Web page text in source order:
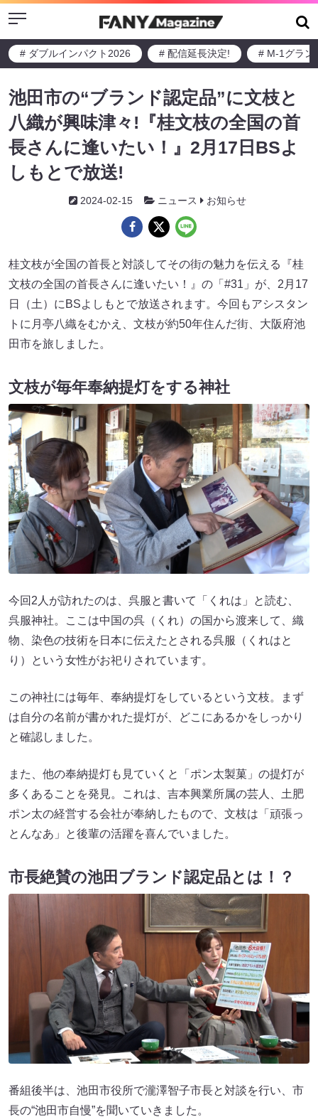
Menu
# ダブルインパクト2026 # 配信延長決定! # M-1グラン
池田市の“ブランド認定品”に文枝と
八織が興味津々!『桂文枝の全国の首
長さんに逢いたい！』2月17日BSよ
しもとで放送!
2024-02-15 ニュース お知らせ
桂文枝が全国の首長と対談してその街の魅力を伝える『桂
文枝の全国の首長さんに逢いたい！』の「#31」が、2月17
日（土）にBSよしもとで放送されます。今回もアシスタン
トに月亭八織をむかえ、文枝が約50年住んだ街、大阪府池
田市を旅しました。
文枝が毎年奉納提灯をする神社
今回2人が訪れたのは、呉服と書いて「くれは」と読む、
呉服神社。ここは中国の呉（くれ）の国から渡来して、織
物、染色の技術を日本に伝えたとされる呉服（くれはと
り）という女性がお祀りされています。
この神社には毎年、奉納提灯をしているという文枝。まず
は自分の名前が書かれた提灯が、どこにあるかをしっかり
と確認しました。
また、他の奉納提灯も見ていくと「ポン太製菓」の提灯が
多くあることを発見。これは、吉本興業所属の芸人、土肥
ポン太の経営する会社が奉納したもので、文枝は「頑張っ
とんなあ」と後輩の活躍を喜んでいました。
市長絶賛の池田ブランド認定品とは！？
番組後半は、池田市役所で瀧澤智子市長と対談を行い、市
長の“池田市自慢”を聞いていきました。